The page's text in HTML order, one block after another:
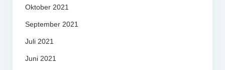
Oktober 2021
September 2021
Juli 2021
Juni 2021